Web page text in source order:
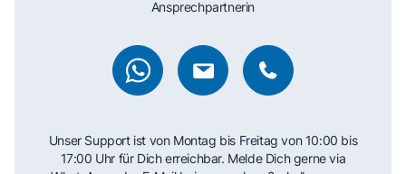
Ansprechpartnerin
Unser Support ist von Montag bis Freitag von 10:00 bis
17:00 Uhr für Dich erreichbar. Melde Dich gerne via